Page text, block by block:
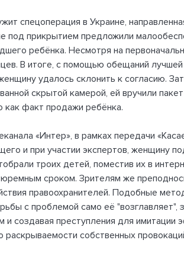
спецоперация в Украине,
под прикрытием предложили
ребёнка. Несмотря на
В итоге, с помощью обещаний
удалось склонить к согласию.
скрытой камерой, ей вручили
как факт продажи ребёнка.
«Интер», в рамках передачи
и при участии экспертов, женщину
троих детей, поместив их в
сроком. Зрителям же
правоохранителей. Подобные
с проблемой само её "возглавляет",
и создавая преступления для имитации
раскрываемости собственных